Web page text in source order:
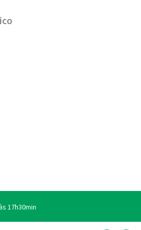
17h30min